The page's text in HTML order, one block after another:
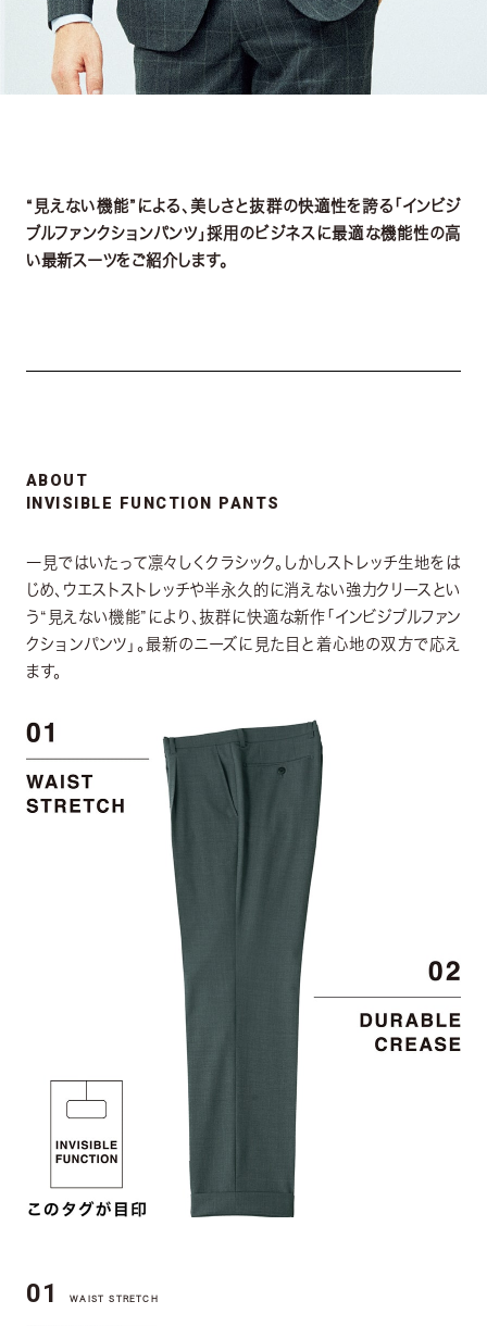
“見えない機能”による、美しさと抜群の快適性を誇る「インビジ
ブルファンクションパンツ」採用のビジネスに最適な機能性の高
い最新スーツをご紹介します。
ABOUT
INVISIBLE FUNCTION PANTS
一見ではいたって凛々しくクラシック。しかしストレッチ生地をは
じめ、ウエストストレッチや半永久的に消えない強力クリースとい
う“見えない機能”により、抜群に快適な新作「インビジブルファン
クションパンツ」。最新のニーズに見た目と着心地の双方で応え
ます。
01 WAIST STRETCH